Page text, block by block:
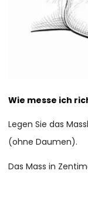
Wie messe ich
Legen Sie das
(ohne Daumen).
Das Mass in